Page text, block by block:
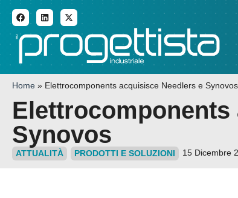
ADDITIVE
Home » Elettrocomponents acquisisce Needlers e Synovos
Elettrocomponents
Synovos
ATTUALITÀ PRODOTTI E SOLUZIONI 15 Dicembre